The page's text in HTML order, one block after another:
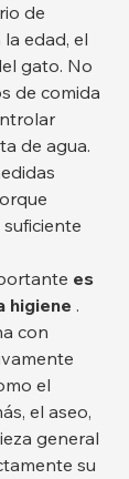
de
edad, el
gato. No
de comida
de agua.
es
higiene .
con
el
el aseo,
general
su